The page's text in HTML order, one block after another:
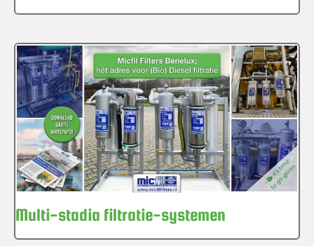
Multi-stadia filtratie-systemen